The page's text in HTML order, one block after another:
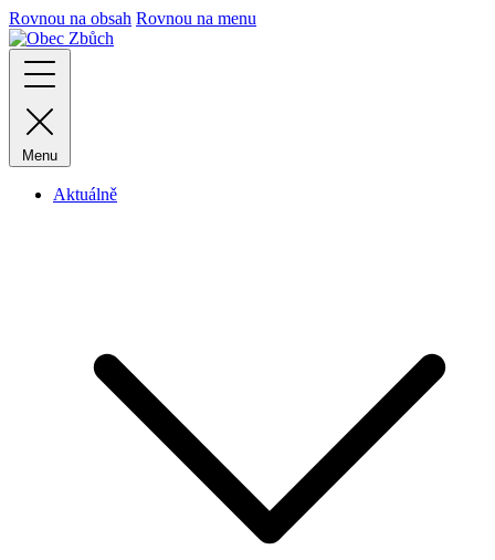
Rovnou na obsah Rovnou na menu
Menu
Aktuálně